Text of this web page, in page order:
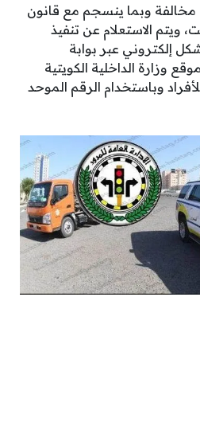
مخالفة وبما ينسجم مع قانون
ويتم الاستعلام عن تنفيذ
إلكتروني عبر بوابة
وزارة الداخلية الكويتية
وباستخدام الرقم الموحد